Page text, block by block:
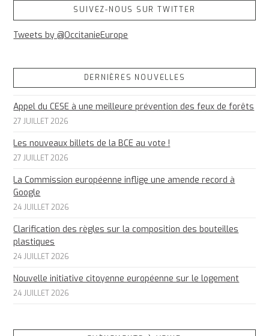
SUIVEZ-NOUS SUR TWITTER
Tweets by @OccitanieEurope
DERNIÈRES NOUVELLES
Appel du CESE à une meilleure prévention des feux de forêts
27 JUILLET 2026
Les nouveaux billets de la BCE au vote !
27 JUILLET 2026
La Commission européenne inflige une amende record à
Google
24 JUILLET 2026
Clarification des règles sur la composition des bouteilles
plastiques
24 JUILLET 2026
Nouvelle initiative citoyenne européenne sur le logement
24 JUILLET 2026